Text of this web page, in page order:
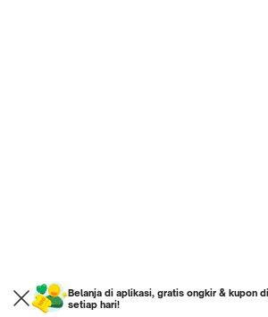
Belanja di aplikasi, gratis ongkir & kupon
setiap hari!